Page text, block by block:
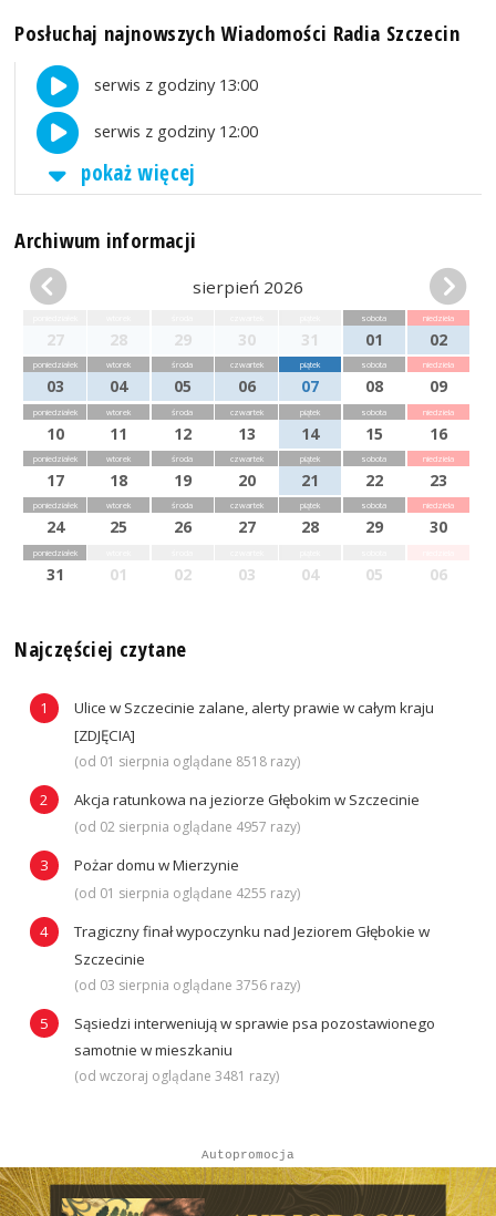
Posłuchaj najnowszych Wiadomości Radia Szczecin
serwis z godziny 13:00
serwis z godziny 12:00
pokaż więcej
Archiwum informacji
sierpień 2026
27 28 29 30 31
sobota
01
niedziela
02
poniedziałek
03
wtorek
04
środa
05
czwartek
06
piątek
07
sobota
08
niedziela
09
poniedziałek
10
wtorek
11
środa
12
czwartek
13
piątek
14
sobota
15
niedziela
16
poniedziałek
17
wtorek
18
środa
19
czwartek
20
piątek
21
sobota
22
niedziela
23
poniedziałek
24
wtorek
25
środa
26
czwartek
27
piątek
28
sobota
29
niedziela
30
poniedziałek
31 01 02 03 04 05 06
Najczęściej czytane
Ulice w Szczecinie zalane, alerty prawie w całym kraju
[ZDJĘCIA]
(od 01 sierpnia oglądane 8518 razy)
Akcja ratunkowa na jeziorze Głębokim w Szczecinie
(od 02 sierpnia oglądane 4957 razy)
Pożar domu w Mierzynie
(od 01 sierpnia oglądane 4255 razy)
Tragiczny finał wypoczynku nad Jeziorem Głębokie w
Szczecinie
(od 03 sierpnia oglądane 3756 razy)
Sąsiedzi interweniują w sprawie psa pozostawionego
samotnie w mieszkaniu
(od wczoraj oglądane 3481 razy)
Autopromocja